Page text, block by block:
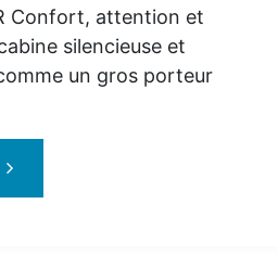
Confort, attention et
silencieuse et
un gros porteur